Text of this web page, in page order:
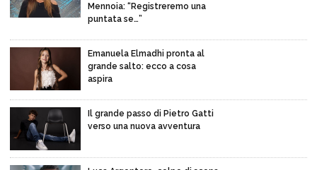
Mennoia: “Registreremo una
puntata se…”
Emanuela Elmadhi pronta al
grande salto: ecco a cosa
aspira
Il grande passo di Pietro Gatti
verso una nuova avventura